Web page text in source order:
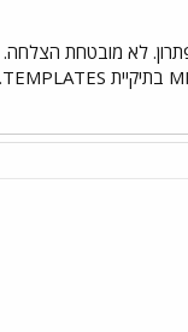
לא מובטחת הצלחה.